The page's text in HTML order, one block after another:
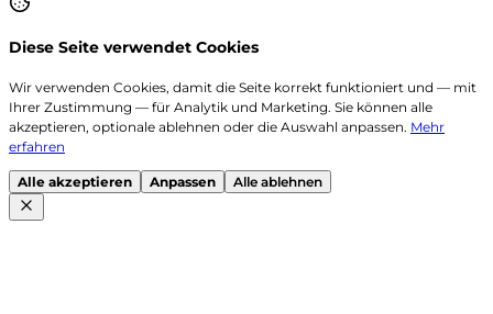
Diese Seite verwendet Cookies
Wir verwenden Cookies, damit die Seite korrekt funktioniert und — mit
Ihrer Zustimmung — für Analytik und Marketing. Sie können alle
akzeptieren, optionale ablehnen oder die Auswahl anpassen. Mehr
erfahren
Alle akzeptieren Anpassen Alle ablehnen